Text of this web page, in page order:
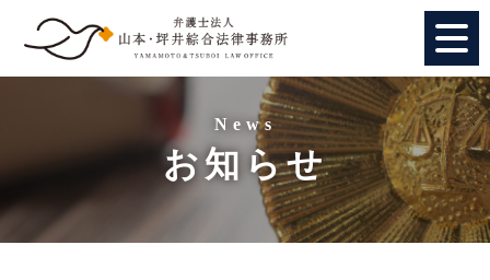
法人のお客様
News
お知らせ